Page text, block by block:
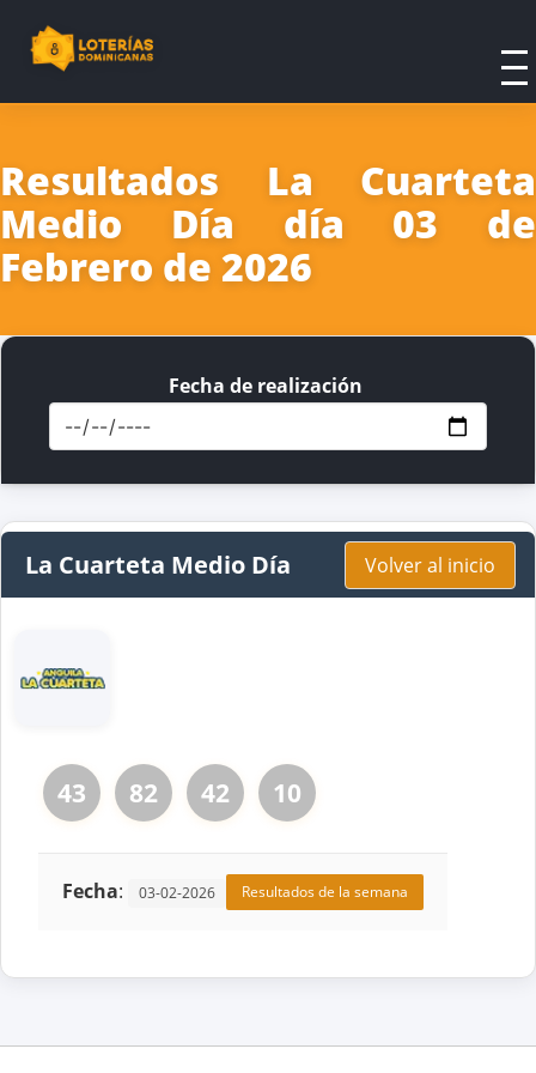
Resultados La Cuarteta
Medio Día día 03 de
Febrero de 2026
Fecha de realización
La Cuarteta Medio Día Volver al inicio
43 82 42 10
Fecha: 03-02-2026 Resultados de la semana